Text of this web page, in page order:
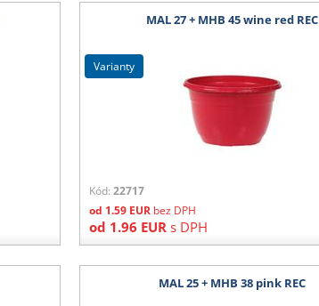
MAL 27 + MHB 45 wine red REC
Kód:22717
od 1.59 EUR bez DPH
od 1.96 EUR s DPH
varianty
MAL 25 + MHB 38 pink REC